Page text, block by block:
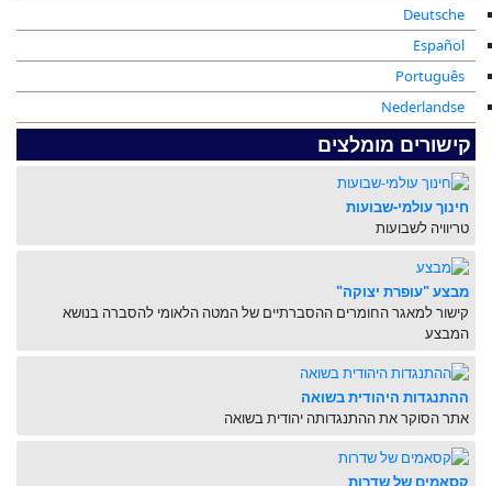
Deutsche
Español
Português
Nederlandse
קישורים מומלצים
חינוך עולמי-שבועות
טריוויה לשבועות
מבצע "עופרת יצוקה"
קישור למאגר החומרים ההסברתיים של המטה הלאומי להסברה בנושא
המבצע
ההתנגדות היהודית בשואה
אתר הסוקר את ההתנגדותה יהודית בשואה
קסאמים של שדרות